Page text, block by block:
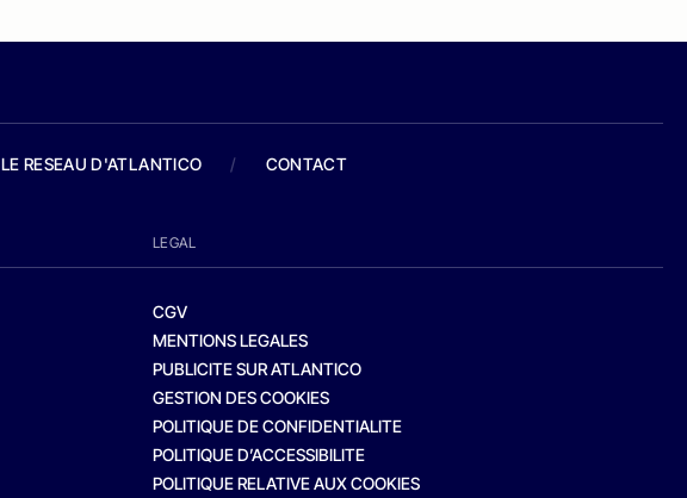
LE RESEAU D'ATLANTICO / CONTACT
LEGAL
CGV
MENTIONS LEGALES
PUBLICITE SUR ATLANTICO
GESTION DES COOKIES
POLITIQUE DE CONFIDENTIALITE
POLITIQUE D’ACCESSIBILITE
POLITIQUE RELATIVE AUX COOKIES